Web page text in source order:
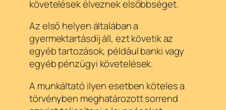
követelések élveznek elsőbbséget.
Az első helyen általában a
gyermektartásdíj áll, ezt követik az
egyéb tartozások, például banki vagy
egyéb pénzügyi követelések.
A munkáltató ilyen esetben köteles a
törvényben meghatározott sorrend